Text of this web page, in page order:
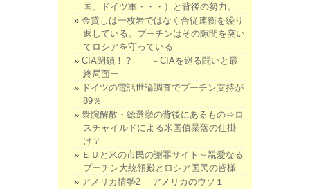
国、ドイツ軍・・・）と背後の勢力。
金貸しは一枚岩ではなく合従連衡を繰り
返している。プーチンはその隙間を突い
てロシアを守っている
CIA閉鎖！？ －CIAを巡る闘いと最
終局面ー
ドイツの電話世論調査でプーチン支持が
89％
衆院解散・総選挙の背後にあるもの⇒ロ
スチャイルドによる米国債暴落の仕掛
け？
ＥＵと米の市民の謝罪サイト～親愛なる
プーチン大統領殿とロシア国民の皆様
アメリカ情勢2 アメリカのウソ１